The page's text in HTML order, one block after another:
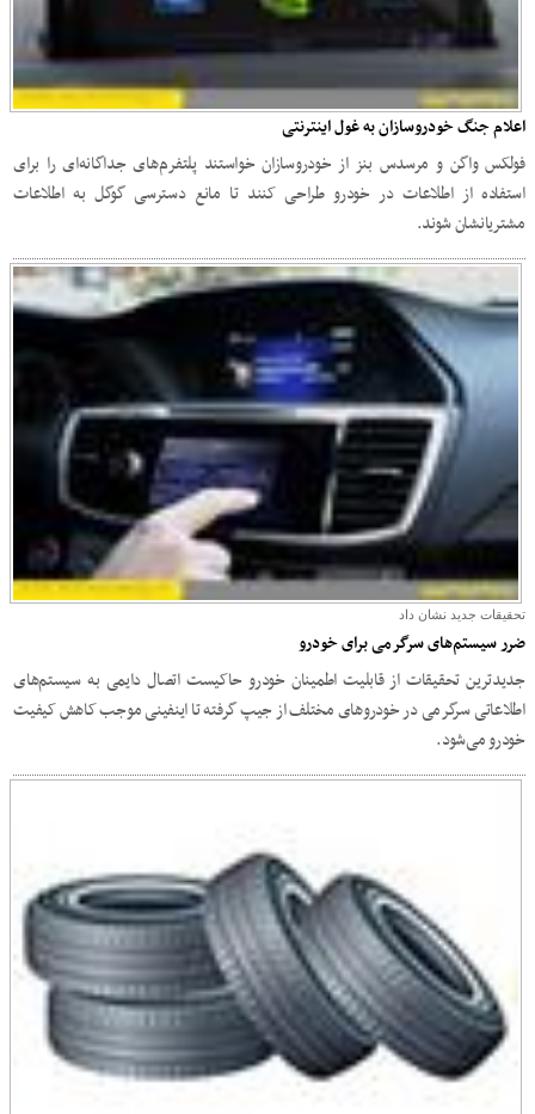
اعلام جنگ خودروسازان به غول اینترنتی
فولکس واگن و مرسدس بنز از خودروسازان خواستند پلتفرم‌های جداگانه‌ای را برای
استفاده از اطلاعات در خودرو طراحی کنند تا مانع دسترسی گوگل به اطلاعات
مشتریانشان شوند.
تحقیقات جدید نشان داد
ضرر سیستم‌های سرگرمی برای خودرو
جدیدترین تحقیقات از قابلیت اطمینان خودرو حاکیست اتصال دایمی به سیستم‌های
اطلاعاتی سرگرمی در خودروهای مختلف از جیپ گرفته تا اینفینی موجب کاهش کیفیت
خودرو می‌شود.